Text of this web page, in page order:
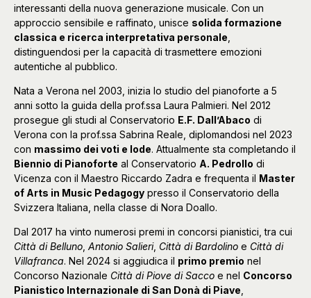
interessanti della nuova generazione musicale. Con un
approccio sensibile e raffinato, unisce solida formazione
classica e ricerca interpretativa personale
distinguendosi per la capacità di trasmettere emozioni
autentiche al pubblico.
Nata a Verona nel 2003, inizia lo studio del pianoforte a 5
anni sotto la guida della prof.ssa Laura Palmieri. Nel 2012
prosegue gli studi al Conservatorio E.F. Dall’Abaco di
Verona con la prof.ssa Sabrina Reale, diplomandosi nel 2023
con massimo dei voti e lode. Attualmente sta completando il
Biennio di Pianoforte al Conservatorio A. Pedrollo di
Vicenza con il Maestro Riccardo Zadra e frequenta il Master
of Arts in Music Pedagogy presso il Conservatorio della
Svizzera Italiana, nella classe di Nora Doallo.
Dal 2017 ha vinto numerosi premi in concorsi pianistici, tra cui
Città di Belluno Antonio Salieri, Città di Bardolino e Città di
Villafranca. Nel 2024 si aggiudica il primo premio nel
Concorso Nazionale Città di Piove di Sacco e nel Concorso
Pianistico Internazionale di San Donà di Piave